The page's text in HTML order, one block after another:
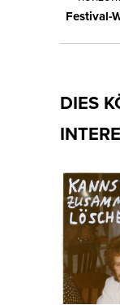
Festival-
DIES